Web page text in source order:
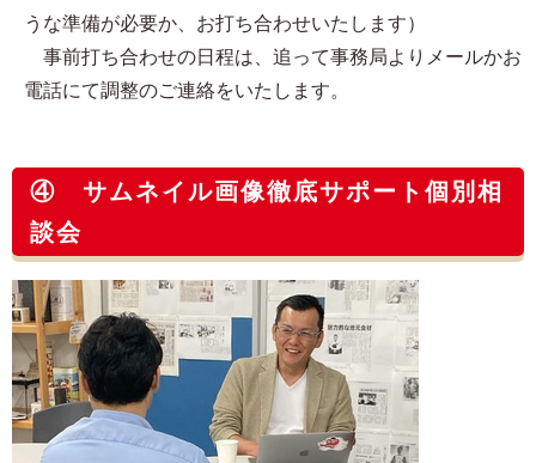
うな準備が必要か、お打ち合わせいたします）
事前打ち合わせの日程は、追って事務局よりメールかお
電話にて調整のご連絡をいたします。
④ サムネイル画像徹底サポート個別相
談会